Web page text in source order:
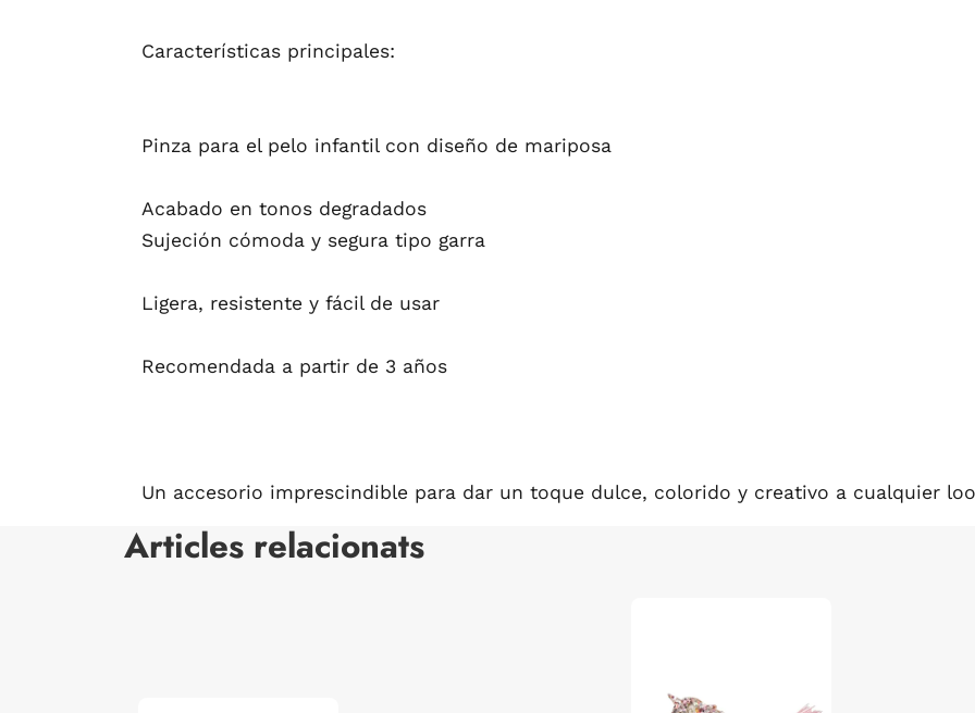
Características principales:
Pinza para el pelo infantil con diseño de mariposa
Acabado en tonos degradados
Sujeción cómoda y segura tipo garra
Ligera, resistente y fácil de usar
Recomendada a partir de 3 años
Un accesorio imprescindible para dar un toque dulce, colorido y creativo a cualquier
Articles relacionats